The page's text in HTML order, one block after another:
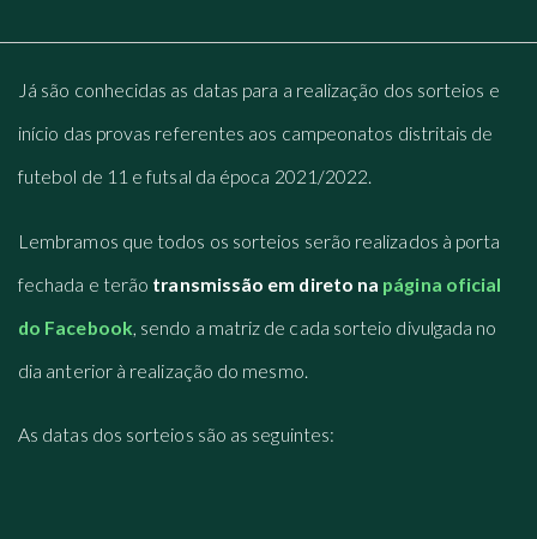
Já são conhecidas as datas para a realização dos sorteios e
início das provas referentes aos campeonatos distritais de
futebol de 11 e futsal da época 2021/2022.
Lembramos que todos os sorteios serão realizados à porta
fechada e terão transmissão em direto na página oficial
do Facebook , sendo a matriz de cada sorteio divulgada no
dia anterior à realização do mesmo.
As datas dos sorteios são as seguintes: